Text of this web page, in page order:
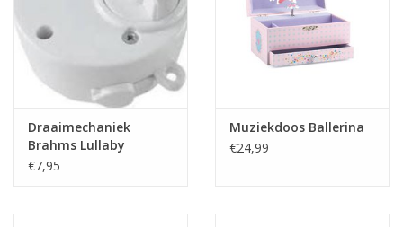
Draaimechaniek
Brahms Lullaby
€7,95
Muziekdoos Ballerina
€24,99